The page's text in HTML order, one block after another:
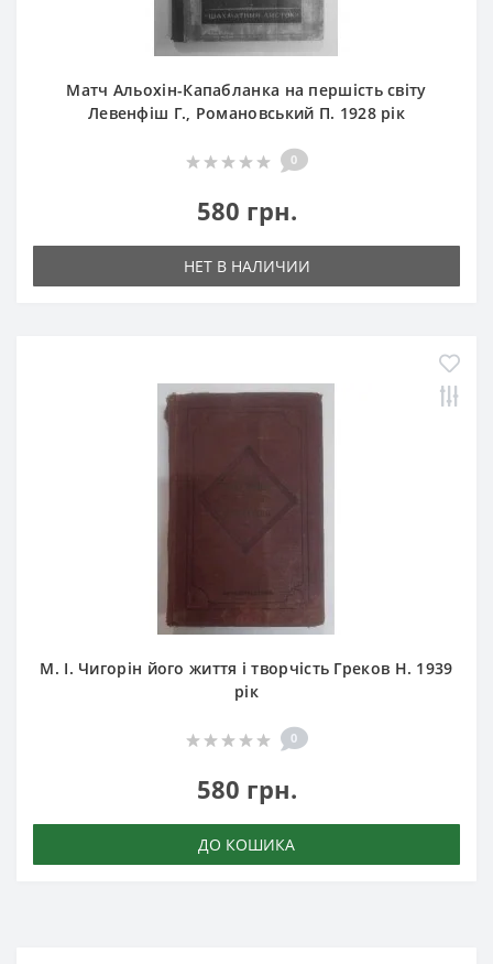
Матч Альохін-Капабланка на першість світу
Левенфіш Г., Романовський П. 1928 рік
0
580 грн.
НЕТ В НАЛИЧИИ
М. І. Чигорін його життя і творчість Греков Н. 1939
рік
0
580 грн.
ДО КОШИКА